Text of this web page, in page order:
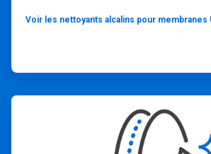
Voir les nettoyants alcalins pour membranes
ArticleTile